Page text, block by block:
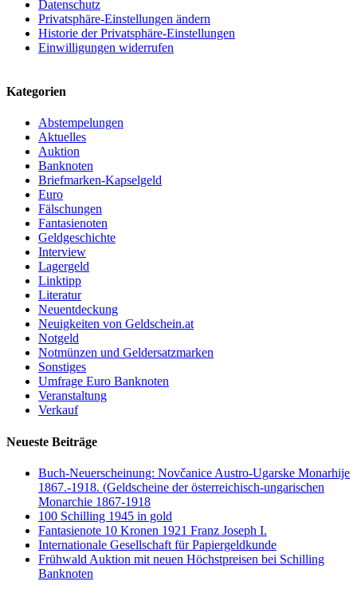
Datenschutz
Privatsphäre-Einstellungen ändern
Historie der Privatsphäre-Einstellungen
Einwilligungen widerrufen
Kategorien
Abstempelungen
Aktuelles
Auktion
Banknoten
Briefmarken-Kapselgeld
Euro
Fälschungen
Fantasienoten
Geldgeschichte
Interview
Lagergeld
Linktipp
Literatur
Neuentdeckung
Neuigkeiten von Geldschein.at
Notgeld
Notmünzen und Geldersatzmarken
Sonstiges
Umfrage Euro Banknoten
Veranstaltung
Verkauf
Neueste Beiträge
Buch-Neuerscheinung: Novčanice Austro-Ugarske Monarhije
1867.-1918. (Geldscheine der österreichisch-ungarischen
Monarchie 1867-1918
100 Schilling 1945 in gold
Fantasienote 10 Kronen 1921 Franz Joseph I.
Internationale Gesellschaft für Papiergeldkunde
Frühwald Auktion mit neuen Höchstpreisen bei Schilling
Banknoten